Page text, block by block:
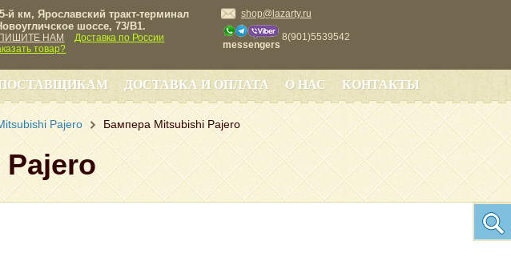
й км, Ярославский тракт-терминал
шоссе, 73/B1.
НАМ
Доставка по России
товар?
shop@lazarty.ru
messengers
8(901)5539542
ДОСТАВКА И ОПЛАТА О НАС КОНТАКТЫ
Pajero Бампера Mitsubishi Pajero